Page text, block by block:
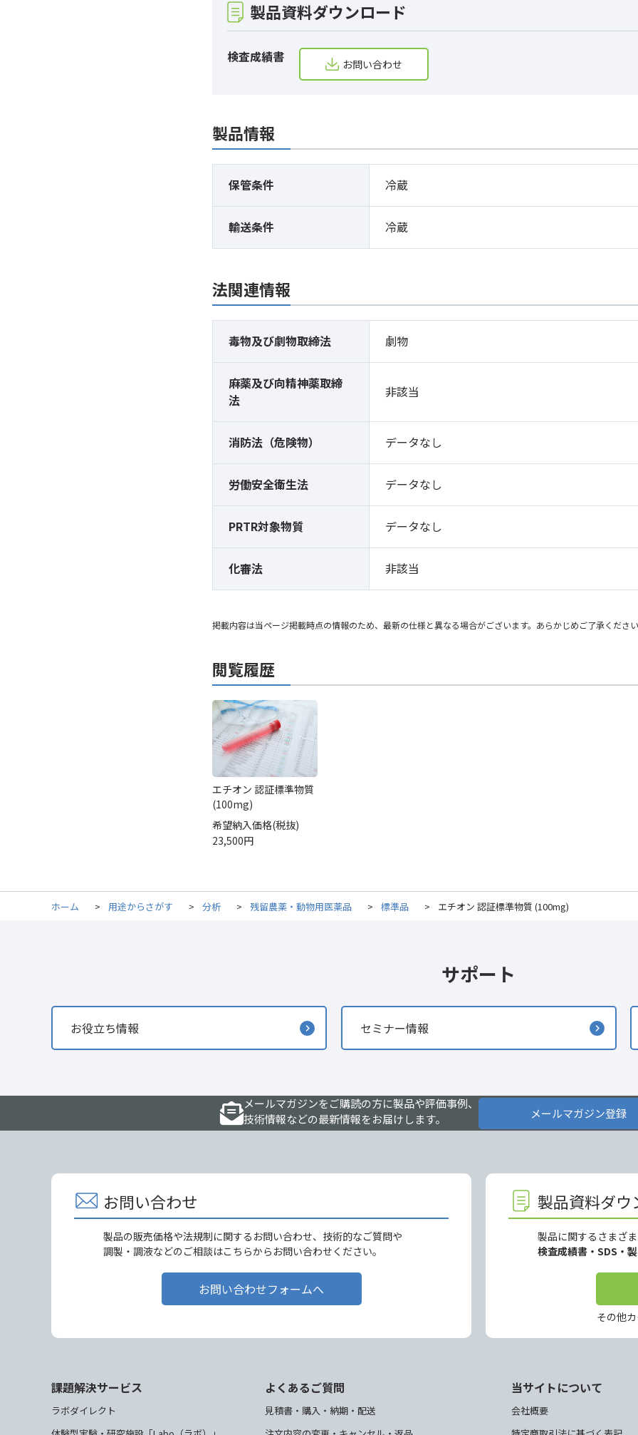
製品資料ダウンロード
検査成績書 お問い合わせ
製品情報
保管条件 冷蔵
輸送条件 冷蔵
法関連情報
毒物及び劇物取締法 劇物
麻薬及び向精神薬取締
法
非該当
消防法（危険物） データなし
労働安全衛生法 データなし
PRTR対象物質 データなし
化審法 非該当
掲載内容は当ページ掲載時点の情報のため、最新の仕様と異なる場合がございます。あらかじめご了承くださ
閲覧履歴
エチオン 認証標準物質
(100mg)
希望納入価格(税抜)
23,500円
ホーム > 用途からさがす > 分析 > 残留農薬・動物用医薬品 > 標準品 > エチオン 認証標準物質 (100mg)
サポート
お役立ち情報 セミナー情報
メールマガジンをご購読の方に製品や評価事例、
技術情報などの最新情報をお届けします。
メールマガジン登録
お問い合わせ
製品の販売価格や法規制に関するお問い合わせ、技術的なご質問や
調製・調液などのご相談はこちらからお問い合わせください。
お問い合わせフォームへ
製品資料ダウ
製品に関するさまざ
検査成績書・SDS・
その他
課題解決サービス
ラボダイレクト
よくあるご質問
見積書・購入・納期・配送
当サイトについて
会社概要